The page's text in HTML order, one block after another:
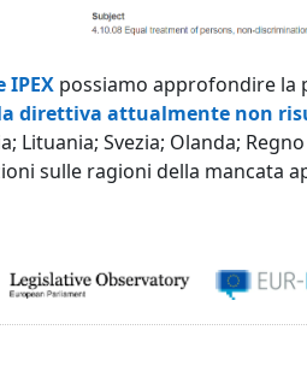
IPEX possiamo approfondire la
direttiva attualmente non
Lituania; Svezia; Olanda;
sulle ragioni della mancata